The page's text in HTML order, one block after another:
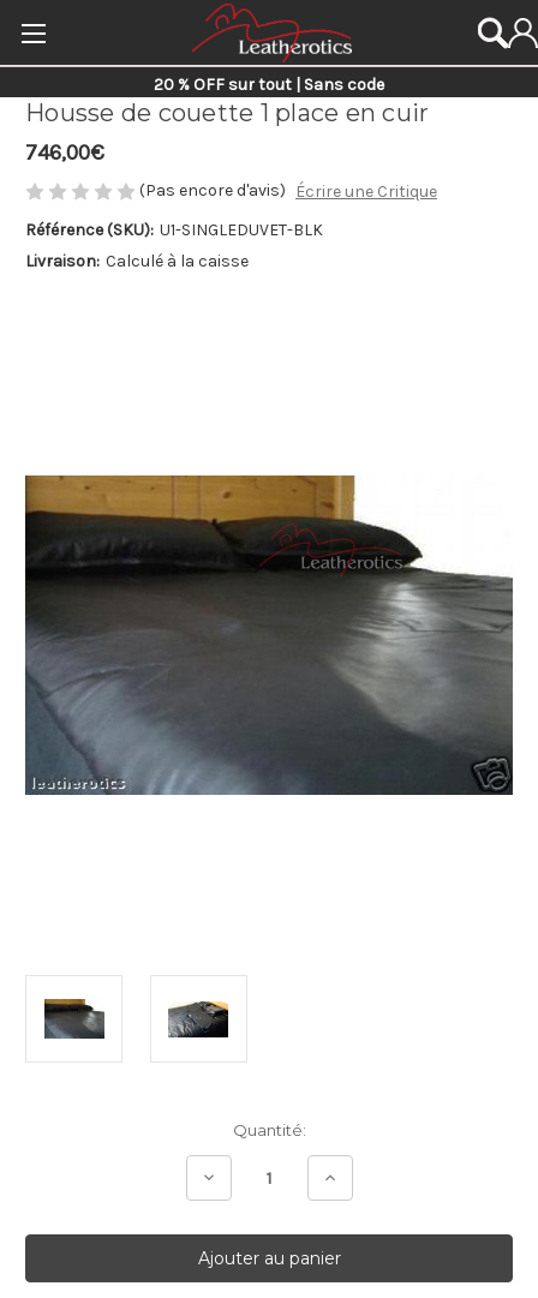
20 % OFF sur tout | Sans code
Housse de couette 1 place en cuir
746,00€
(Pas encore d'avis)
Écrire une Critique
Référence (SKU): U1-SINGLEDUVET-BLK
Livraison: Calculé à la caisse
Quantité:
Diminuer Augmenter